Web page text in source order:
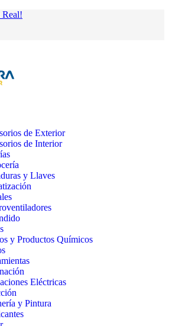
Real!
de Exterior
de Interior
y Llaves
y Productos Químicos
Eléctricas
y Pintura